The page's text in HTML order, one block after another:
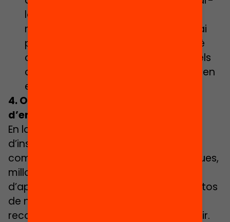
los per l’autoavaluació. És un bon
moment, de fet, per dedicar un espai
perquè els estudiants verbalitzin què
creuen que han après considerant els
objectius d’aprenentatge que s’havien
establert en la fase de previsió.
4. Oferir diferents solucions
d’ensenyament
En la mesura en què les modalitats
d’instrucció siguin més variades i es
combinin diverses estratègies didàctiques,
millor es respondrà a la varietat d’estils
d’aprenentatge de l’alumnat. En contextos
de no presencialitat escolar, aquesta
recomanació es fa més difícil d’acomplir.